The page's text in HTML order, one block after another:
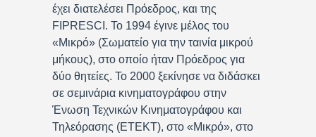
έχει διατελέσει Πρόεδρος, και της
FIPRESCI. Το 1994 έγινε μέλος του
«Μικρό» (Σωματείο για την ταινία μικρού
μήκους), στο οποίο ήταν Πρόεδρος για
δύο θητείες. Το 2000 ξεκίνησε να διδάσκει
σε σεμινάρια κινηματογράφου στην
Ένωση Τεχνικών Κινηματογράφου και
Τηλεόρασης (ΕΤΕΚΤ), στο «Μικρό», στο